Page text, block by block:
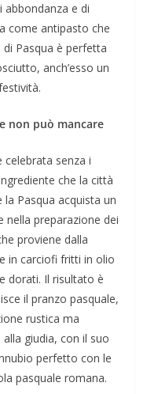
e di
come antipasto che
Pasqua è perfetta
anch’esso un
non può mancare
celebrata senza i
che la città
Pasqua acquista un
preparazione dei
proviene dalla
in carciofi fritti in olio
dorati. Il risultato è
il pranzo pasquale,
rustica ma
giudia, con il suo
perfetto con le
pasquale romana.